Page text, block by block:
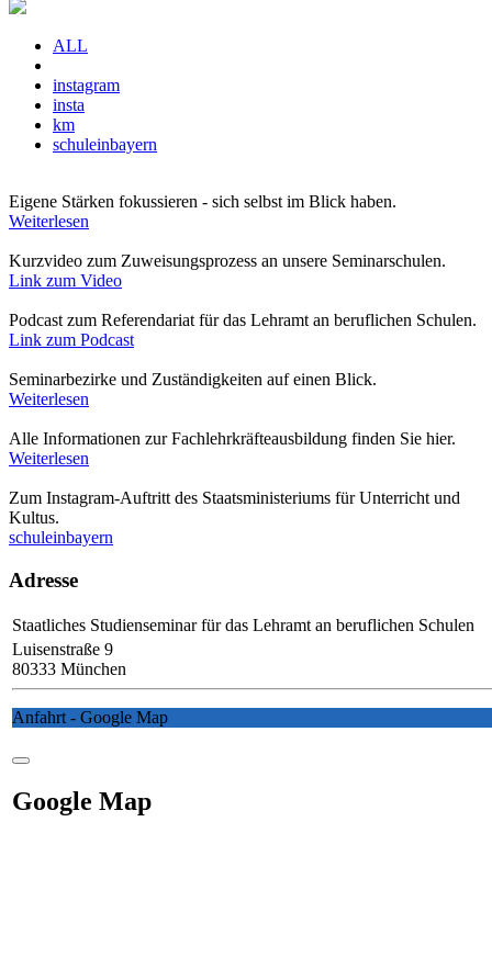
ALL
instagram
insta
km
schuleinbayern
Eigene Stärken fokussieren - sich selbst im Blick haben.
Weiterlesen
Kurzvideo zum Zuweisungsprozess an unsere Seminarschulen.
Link zum Video
Podcast zum Referendariat für das Lehramt an beruflichen Schulen.
Link zum Podcast
Seminarbezirke und Zuständigkeiten auf einen Blick.
Weiterlesen
Alle Informationen zur Fachlehrkräfteausbildung finden Sie hier.
Weiterlesen
Zum Instagram-Auftritt des Staatsministeriums für Unterricht und
Kultus.
schuleinbayern
Adresse
Staatliches Studienseminar für das Lehramt an beruflichen Schulen
Luisenstraße 9
80333 München
Anfahrt - Google Map
Google Map